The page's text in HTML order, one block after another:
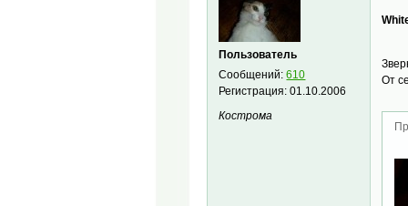
Пользователь
Сообщений:610
Регистрация:01.10.2006
Кострома
От